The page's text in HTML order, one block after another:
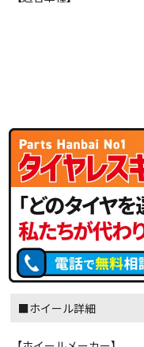
■ホイール詳細